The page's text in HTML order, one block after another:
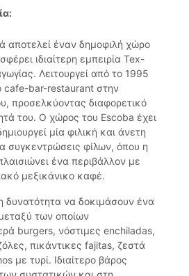
αποτελεί έναν δημοφιλή χώρο
ιδιαίτερη εμπειρία Tex-
Λειτουργεί από το 1995
bar-restaurant στην
προσελκύοντας διαφορετικό
του. Ο χώρος του Escoba έχει
μία φιλική και άνετη
συγκεντρώσεις φίλων, όπου η
ένα περιβάλλον με
μεξικάνικο καφέ.
δυνατότητα να δοκιμάσουν ένα
των οποίων
burgers, νόστιμες enchiladas,
πικάντικες fajitas, ζεστά
με τυρί. Ιδιαίτερο βάρος